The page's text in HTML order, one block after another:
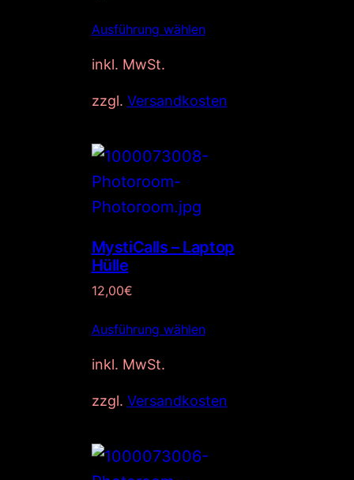
Ausführung wählen
inkl. MwSt.
zzgl. Versandkosten
MystiCalls – Laptop
Hülle
12,00€
Ausführung wählen
inkl. MwSt.
zzgl. Versandkosten